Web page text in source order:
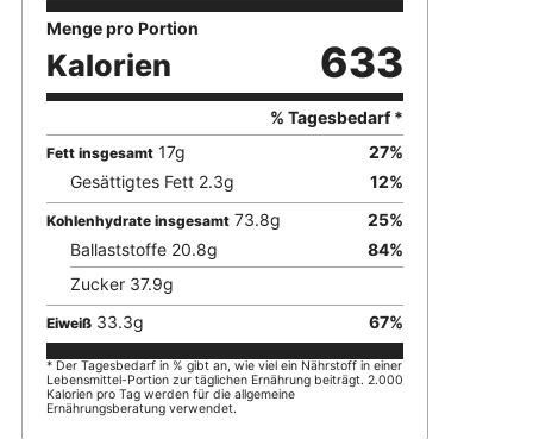
Menge pro Portion
Kalorien 633
% Tagesbedarf *
Fett insgesamt 17g 27%
Gesättigtes Fett 2.3g 12%
Kohlenhydrate insgesamt 73.8g 25%
Ballaststoffe 20.8g 84%
Zucker 37.9g
Eiweiß 33.3g 67%
* Der Tagesbedarf in % gibt an, wie viel ein Nährstoff in einer
Lebensmittel-Portion zur täglichen Ernährung beiträgt. 2.000
Kalorien pro Tag werden für die allgemeine
Ernährungsberatung verwendet.